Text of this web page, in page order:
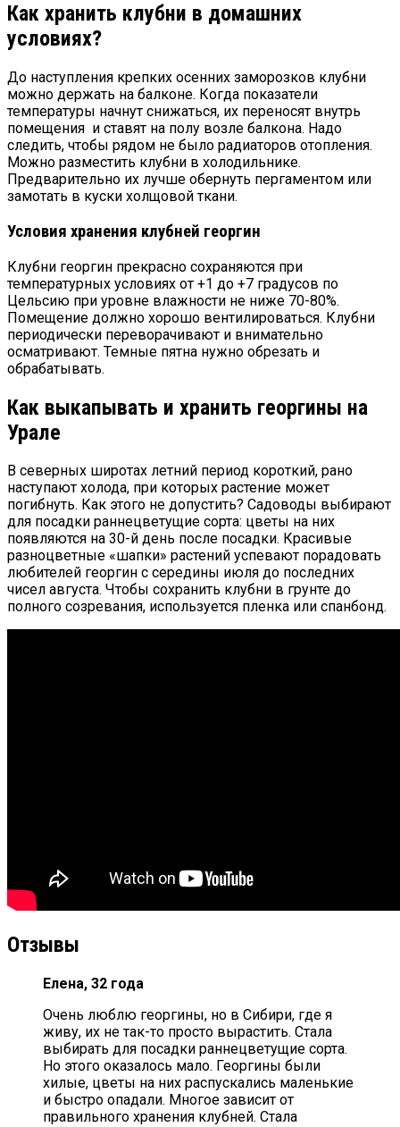
Как хранить клубни в домашних
условиях?
До наступления крепких осенних заморозков клубни
можно держать на балконе. Когда показатели
температуры начнут снижаться, их переносят внутрь
помещения и ставят на полу возле балкона. Надо
следить, чтобы рядом не было радиаторов отопления.
Можно разместить клубни в холодильнике.
Предварительно их лучше обернуть пергаментом или
замотать в куски холщовой ткани.
Условия хранения клубней георгин
Клубни георгин прекрасно сохраняются при
температурных условиях от +1 до +7 градусов по
Цельсию при уровне влажности не ниже 70-80%.
Помещение должно хорошо вентилироваться. Клубни
периодически переворачивают и внимательно
осматривают. Темные пятна нужно обрезать и
обрабатывать.
Как выкапывать и хранить георгины на
Урале
В северных широтах летний период короткий, рано
наступают холода, при которых растение может
погибнуть. Как этого не допустить? Садоводы выбирают
для посадки раннецветущие сорта: цветы на них
появляются на 30-й день после посадки. Красивые
разноцветные «шапки» растений успевают порадовать
любителей георгин с середины июля до последних
чисел августа. Чтобы сохранить клубни в грунте до
полного созревания, используется пленка или спанбонд.
Отзывы
Елена, 32 года
Очень люблю георгины, но в Сибири, где я
живу, их не так-то просто вырастить. Стала
выбирать для посадки раннецветущие сорта.
Но этого оказалось мало. Георгины были
хилые, цветы на них распускались маленькие
и быстро опадали. Многое зависит от
правильного хранения клубней. Стала